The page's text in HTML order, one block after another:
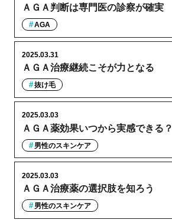
ＡＧＡ判断は専門医の診察が確実
AGA
ＡＧＡ治療継続こそが力となる
2025.03.31
抜け毛
ＡＧＡ薬効果いつから実感できる？
2025.03.03
男性のスキンケア
ＡＧＡ治療薬の選択肢を知ろう
2025.03.03
男性のスキンケア